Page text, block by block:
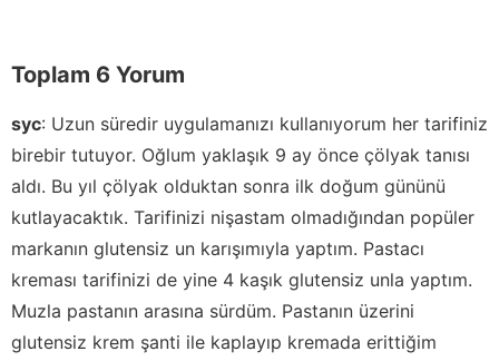
Toplam 6 Yorum
syc: Uzun süredir uygulamanızı kullanıyorum her tarifiniz
birebir tutuyor. Oğlum yaklaşık 9 ay önce çölyak tanısı
aldı. Bu yıl çölyak olduktan sonra ilk doğum gününü
kutlayacaktık. Tarifinizi nişastam olmadığından popüler
markanın glutensiz un karışımıyla yaptım. Pastacı
kreması tarifinizi de yine 4 kaşık glutensiz unla yaptım.
Muzla pastanın arasına sürdüm. Pastanın üzerini
glutensiz krem şanti ile kaplayıp kremada erittiğim